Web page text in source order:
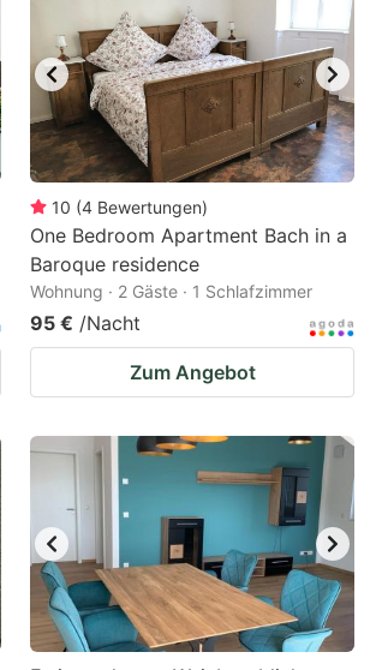
10 (4 Bewertungen)
One Bedroom Apartment Bach in a
Baroque residence
Wohnung · 2 Gäste · 1 Schlafzimmer
95 € /Nacht
Zum Angebot